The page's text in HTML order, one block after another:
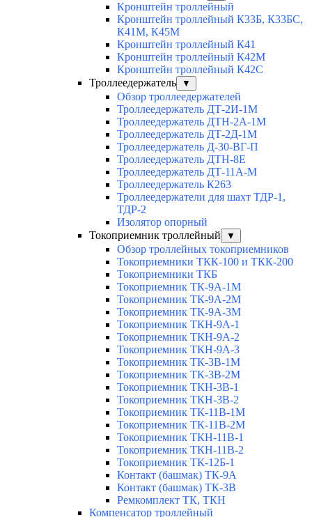
Кронштейн троллейный
Кронштейн троллейный К33Б, К33БС,
К41М, К45М
Кронштейн троллейный К41
Кронштейн троллейный К42М
Кронштейн троллейный К42С
Троллеедержатель
▼
Обзор троллеедержателей
Троллеедержатель ДТ-2И-1М
Троллеедержатель ДТН-2А-1М
Троллеедержатель ДТ-2Д-1М
Троллеедержатель Д-30-ВГ-П
Троллеедержатель ДТН-8Е
Троллеедержатель ДТ-11А-М
Троллеедержатель К263
Троллеедержатели для шахт ТДР-1,
ТДР-2
Изолятор опорный
Токоприемник троллейный
▼
Обзор троллейных токоприемников
Токоприемники ТКК-100 и ТКК-200
Токоприемники ТКБ
Токоприемник ТК-9А-1М
Токоприемник ТК-9А-2М
Токоприемник ТК-9А-3М
Токоприемник ТКН-9А-1
Токоприемник ТКН-9А-2
Токоприемник ТКН-9А-3
Токоприемник ТК-3В-1М
Токоприемник ТК-3В-2М
Токоприемник ТКН-3В-1
Токоприемник ТКН-3В-2
Токоприемник ТК-11В-1М
Токоприемник ТК-11В-2М
Токоприемник ТКН-11В-1
Токоприемник ТКН-11В-2
Токоприемник ТК-12Б-1
Контакт (башмак) ТК-9А
Контакт (башмак) ТК-3В
Ремкомплект ТК, ТКН
Компенсатор троллейный